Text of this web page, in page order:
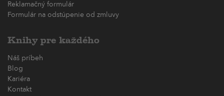
Reklamačný formulár
Formulár na odstúpenie od zmluvy
Knihy pre každého
Náš príbeh
Blog
Kariéra
Kontakt